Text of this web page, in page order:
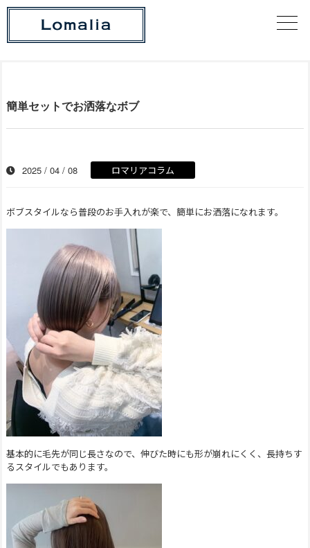
簡単セットでお洒落なボブ
2025 / 04 / 08 ロマリアコラム
ボブスタイルなら普段のお手入れが楽で、簡単にお洒落になれます。
基本的に毛先が同じ長さなので、伸びた時にも形が崩れにくく、長持ちす
るスタイルでもあります。